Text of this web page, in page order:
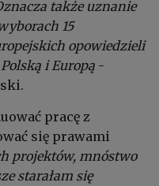
także uznanie
15
opowiedzieli
i Europą -
pracę z
się prawami
projektów, mnóstwo
starałam się